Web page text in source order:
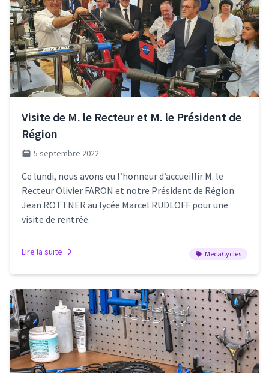
Visite de M. le Recteur et M. le Président de
Région
5 septembre 2022
Ce lundi, nous avons eu l’honneur d’accueillir M. le
Recteur Olivier FARON et notre Président de Région
Jean ROTTNER au lycée Marcel RUDLOFF pour une
visite de rentrée.
Lire la suite MecaCycles